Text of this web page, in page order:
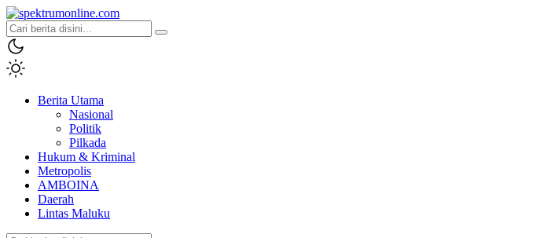
spektrumonline.com
Berita Utama
Nasional
Politik
Pilkada
Hukum & Kriminal
Metropolis
AMBOINA
Daerah
Lintas Maluku